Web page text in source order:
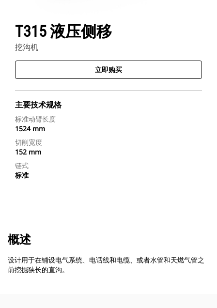
T315 液压侧移
挖沟机
立即购买
主要技术规格
标准动臂长度
1524 mm
切削宽度
152 mm
链式
标准
概述
设计用于在铺设电气系统、电话线和电缆、或者水管和天燃气管之
前挖掘狭长的直沟。